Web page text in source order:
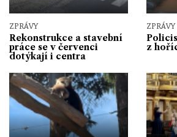
ZPRÁVY
Rekonstrukce a stavební
práce se v červenci
dotýkají i centra
ZPRÁVY
z